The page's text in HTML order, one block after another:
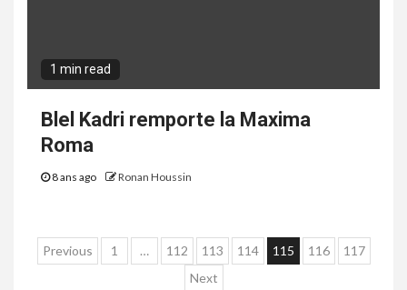
1 min read
Blel Kadri remporte la Maxima
Roma
8 ans ago Ronan Houssin
Navigation
Previous 1 … 112 113 114 115 116
117
Next